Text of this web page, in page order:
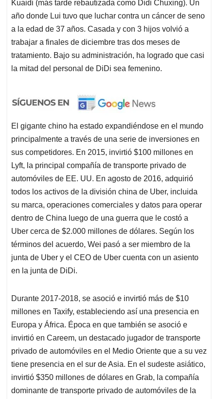
Kuaidi (más tarde rebautizada como Didi Chuxing). Un
año donde Lui tuvo que luchar contra un cáncer de seno
a la edad de 37 años. Casada y con 3 hijos volvió a
trabajar a finales de diciembre tras dos meses de
tratamiento. Bajo su administración, ha logrado que casi
la mitad del personal de DiDi sea femenino.
El gigante chino ha estado expandiéndose en el mundo
principalmente a través de una serie de inversiones en
sus competidores. En 2015, invirtió $100 millones en
Lyft, la principal compañía de transporte privado de
automóviles de EE. UU. En agosto de 2016, adquirió
todos los activos de la división china de Uber, incluida
su marca, operaciones comerciales y datos para operar
dentro de China luego de una guerra que le costó a
Uber cerca de $2.000 millones de dólares. Según los
términos del acuerdo, Wei pasó a ser miembro de la
junta de Uber y el CEO de Uber cuenta con un asiento
en la junta de DiDi.
Durante 2017-2018, se asoció e invirtió más de $10
millones en Taxify, estableciendo así una presencia en
Europa y África. Época en que también se asoció e
invirtió en Careem, un destacado jugador de transporte
privado de automóviles en el Medio Oriente que a su vez
tiene presencia en el sur de Asia. En el sudeste asiático,
invirtió $350 millones de dólares en Grab, la compañía
dominante de transporte privado de automóviles de la